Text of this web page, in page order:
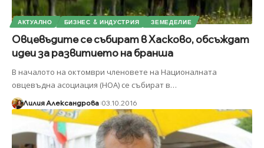
АКТУАЛНО БИЗНЕС & ИНДУСТРИЯ ЗЕМЕДЕЛИЕ
Овцевъдите се събират в Хасково, обсъждат
идеи за развитието на бранша
В началото на октомври членовете на Националната
овцевъдна асоциация (НОА) се събират в…
Лилия Александрова 03.10.2016